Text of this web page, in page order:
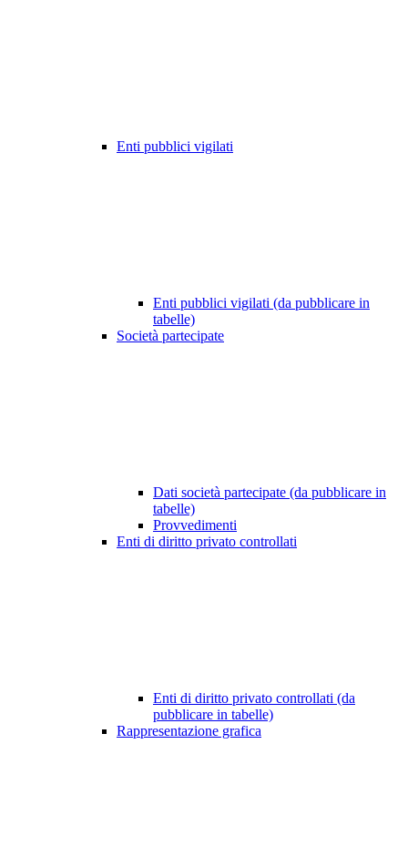
Enti pubblici vigilati
Enti pubblici vigilati (da pubblicare in
tabelle)
Società partecipate
Dati società partecipate (da pubblicare in
tabelle)
Provvedimenti
Enti di diritto privato controllati
Enti di diritto privato controllati (da
pubblicare in tabelle)
Rappresentazione grafica